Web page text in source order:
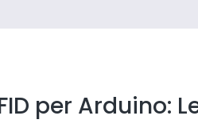
per Arduino: